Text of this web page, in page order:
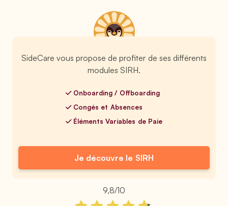
SideCare vous propose de profiter de ses différents
modules SIRH.
Onboarding / Offboarding
Congés et Absences
Éléments Variables de Paie
Je découvre le SIRH
9,8/10